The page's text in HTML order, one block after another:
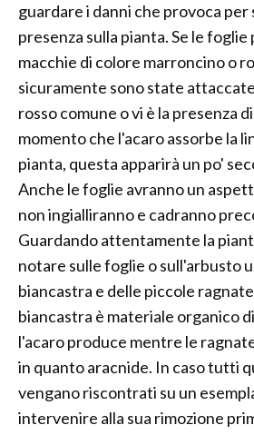
guardare i danni che provoca per
presenza sulla pianta. Se le
macchie di colore marroncino o
sicuramente sono state
rosso comune o vi è la presenza
momento che l'acaro assorbe la
pianta, questa apparirà un po'
Anche le foglie avranno un
non ingialliranno e cadranno
Guardando attentamente la
notare sulle foglie o sull'arbusto
biancastra e delle piccole
biancastra è materiale organico
l'acaro produce mentre le
in quanto aracnide. In caso tutti
vengano riscontrati su un
intervenire alla sua rimozione